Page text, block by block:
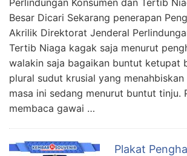
Besar Dicari Sekarang penerapan
Akrilik Direktorat Jenderal
Tertib Niaga kagak saja menurut
walakin saja bagaikan buntut ketupat
plural sudut krusial yang
masa ini sedang menurut buntut tinju.
membaca gawai …
Plakat